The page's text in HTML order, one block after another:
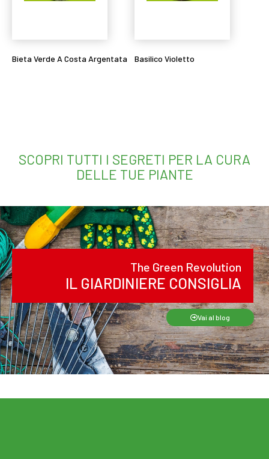
Bieta Verde A Costa Argentata Basilico Violetto
SCOPRI TUTTI I SEGRETI PER LA CURA
DELLE TUE PIANTE
The Green Revolution
IL GIARDINIERE CONSIGLIA
Vai al blog